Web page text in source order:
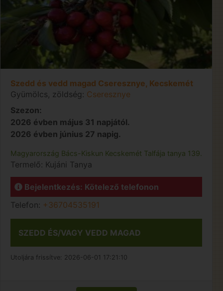
Szedd és vedd magad Cseresznye, Kecskemét
Gyümölcs, zöldség: Cseresznye
Szezon:
2026 évben május 31 napjától.
2026 évben június 27 napig.
Magyarország Bács-Kiskun Kecskemét Talfája tanya 139.
Termelő: Kujáni Tanya
Bejelentkezés: Kötelező telefonon
Telefon: +36704535191
SZEDD ÉS/VAGY VEDD MAGAD
Utoljára frissítve: 2026-06-01 17:21:10